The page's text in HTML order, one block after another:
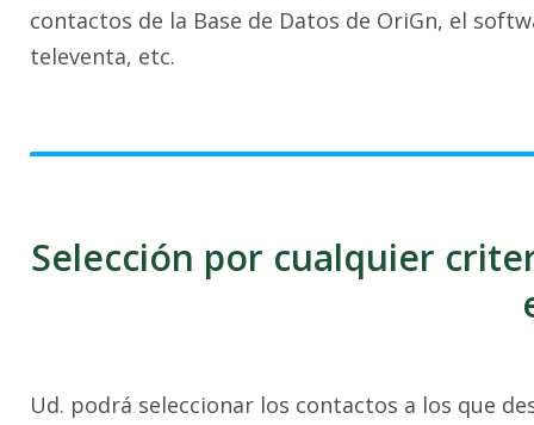
contactos de la Base de Datos de OriGn, el
televenta, etc.
Selección por cualquier
Ud. podrá seleccionar los contactos a los que